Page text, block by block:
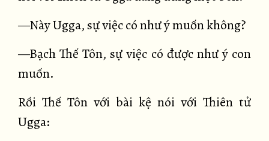
—Này Ugga, sự việc có như ý muốn không?
—Bạch Thế Tôn, sự việc có được như ý con
muốn.
Rồi Thế Tôn với bài kệ nói với Thiên tử
Ugga: